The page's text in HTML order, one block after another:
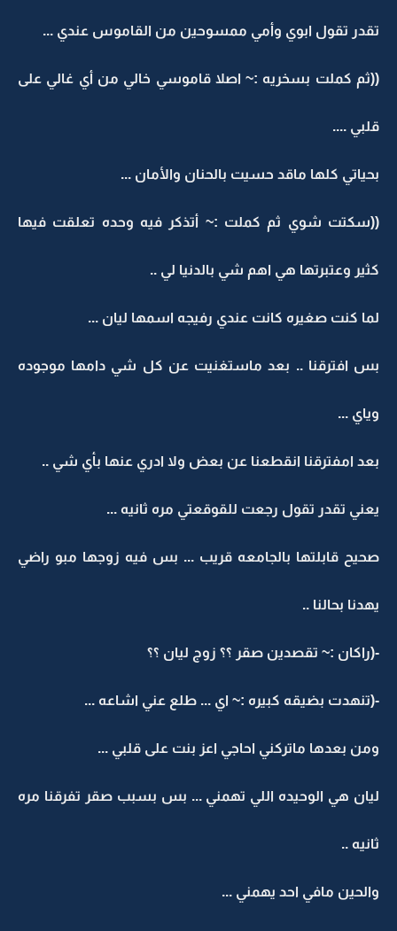
تقدر تقول ابوي وأمي ممسوحين من القاموس عندي ...
((ثم كملت بسخريه :~ اصلا قاموسي خالي من أي غالي على
قلبي ....
بحياتي كلها ماقد حسيت بالحنان والأمان ...
((سكتت شوي ثم كملت :~ أتذكر فيه وحده تعلقت فيها
كثير وعتبرتها هي اهم شي بالدنيا لي ..
لما كنت صغيره كانت عندي رفيجه اسمها ليان ...
بس افترقنا .. بعد ماستغنيت عن كل شي دامها موجوده
وياي ...
بعد امفترقنا انقطعنا عن بعض ولا ادري عنها بأي شي ..
يعني تقدر تقول رجعت للقوقعتي مره ثانيه ...
صحيح قابلتها بالجامعه قريب ... بس فيه زوجها مبو راضي
يهدنا بحالنا ..
-(راكان :~ تقصدين صقر ؟؟ زوج ليان ؟؟
-(تنهدت بضيقه كبيره :~ اي ... طلع عني اشاعه ...
ومن بعدها ماتركني احاجي اعز بنت على قلبي ...
ليان هي الوحيده اللي تهمني ... بس بسبب صقر تفرقنا مره
ثانيه ..
والحين مافي احد يهمني ...